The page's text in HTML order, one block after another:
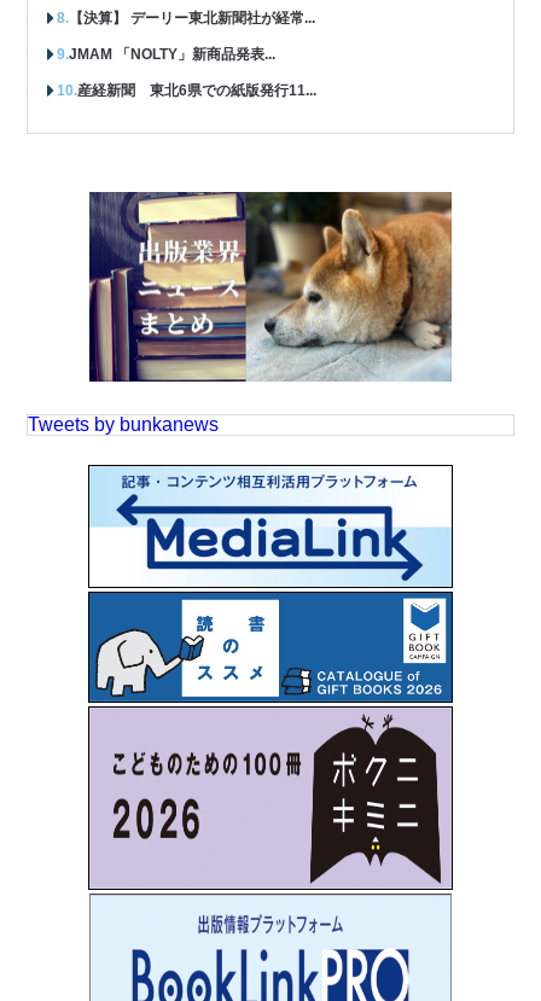
【決算】 デーリー東北新聞社が経常...
JMAM 「NOLTY」新商品発表...
産経新聞 東北6県での紙版発行11...
Tweets by bunkanews